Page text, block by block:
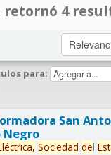
retornó 4
para:
San
Negro
Sociedad del